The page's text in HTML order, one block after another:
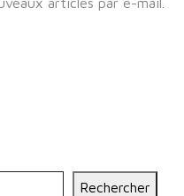
Rechercher